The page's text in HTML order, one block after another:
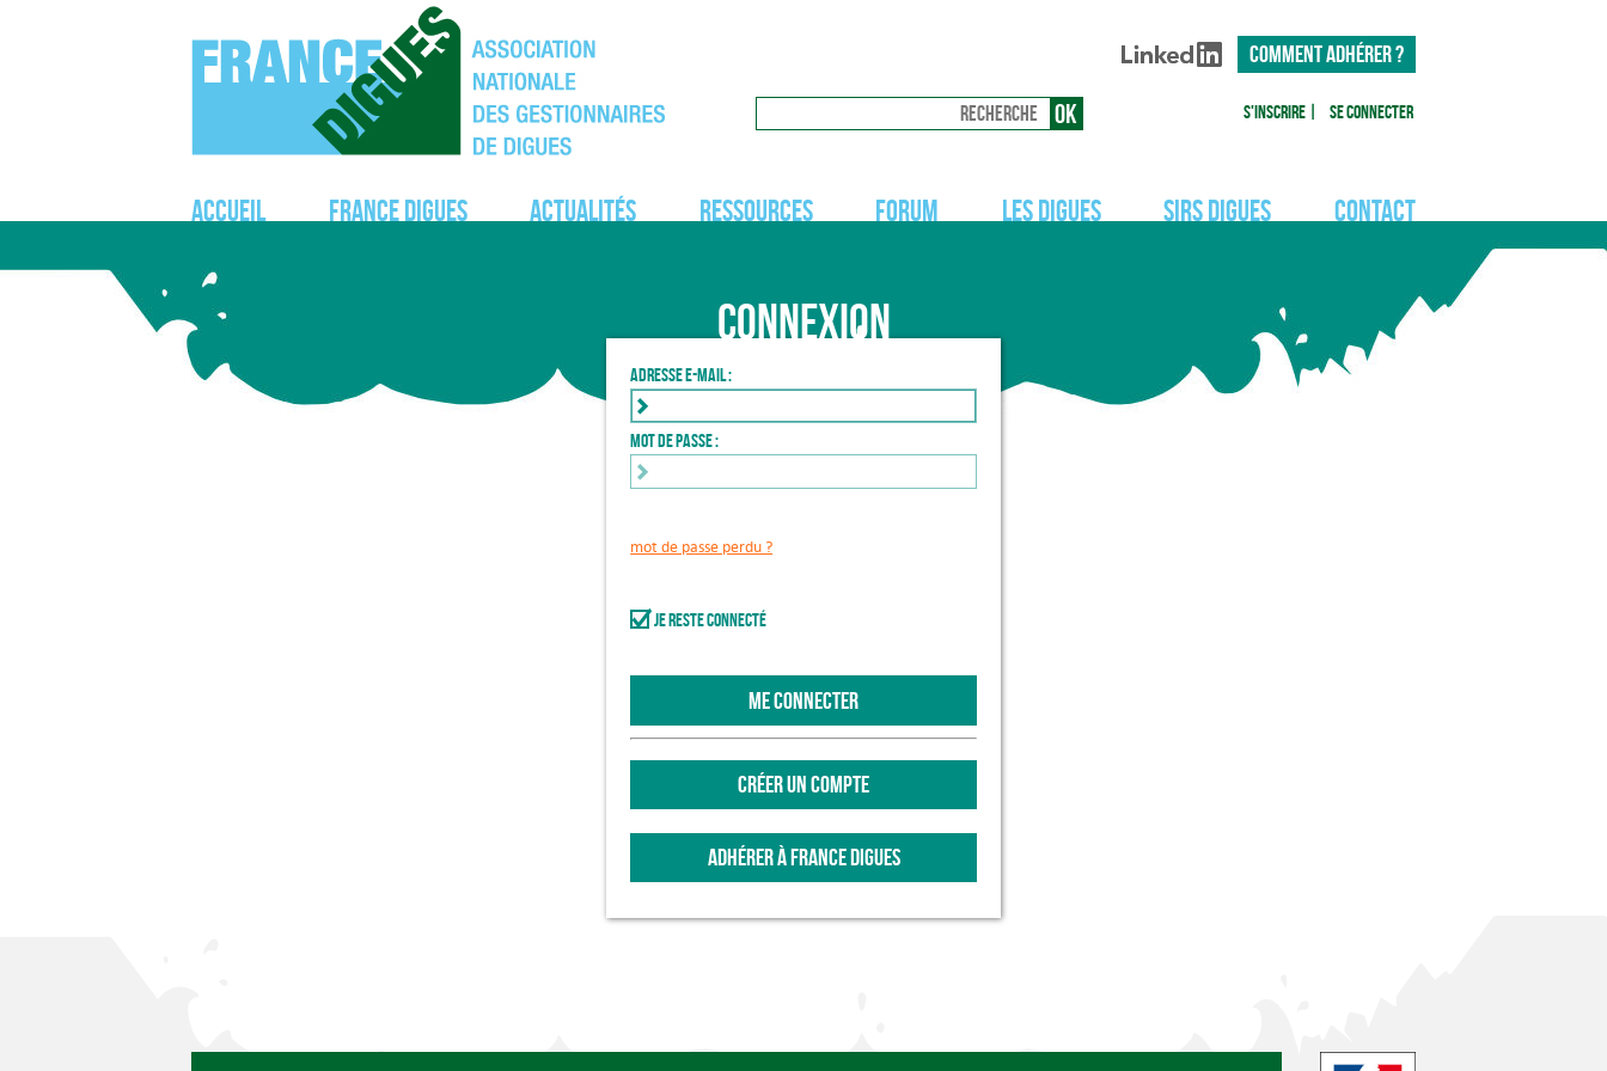
COMMENT ADHÉRER ?
S'inscrire Se connecter
Accueil France Digues Actualités Ressources Forum Les digues SIRS Digues Contact
Connexion
Adresse e-mail :
Mot de passe :
mot de passe perdu ?
Je reste connecté
ME CONNECTER
CRÉER UN COMPTE
ADHÉRER À FRANCE DIGUES